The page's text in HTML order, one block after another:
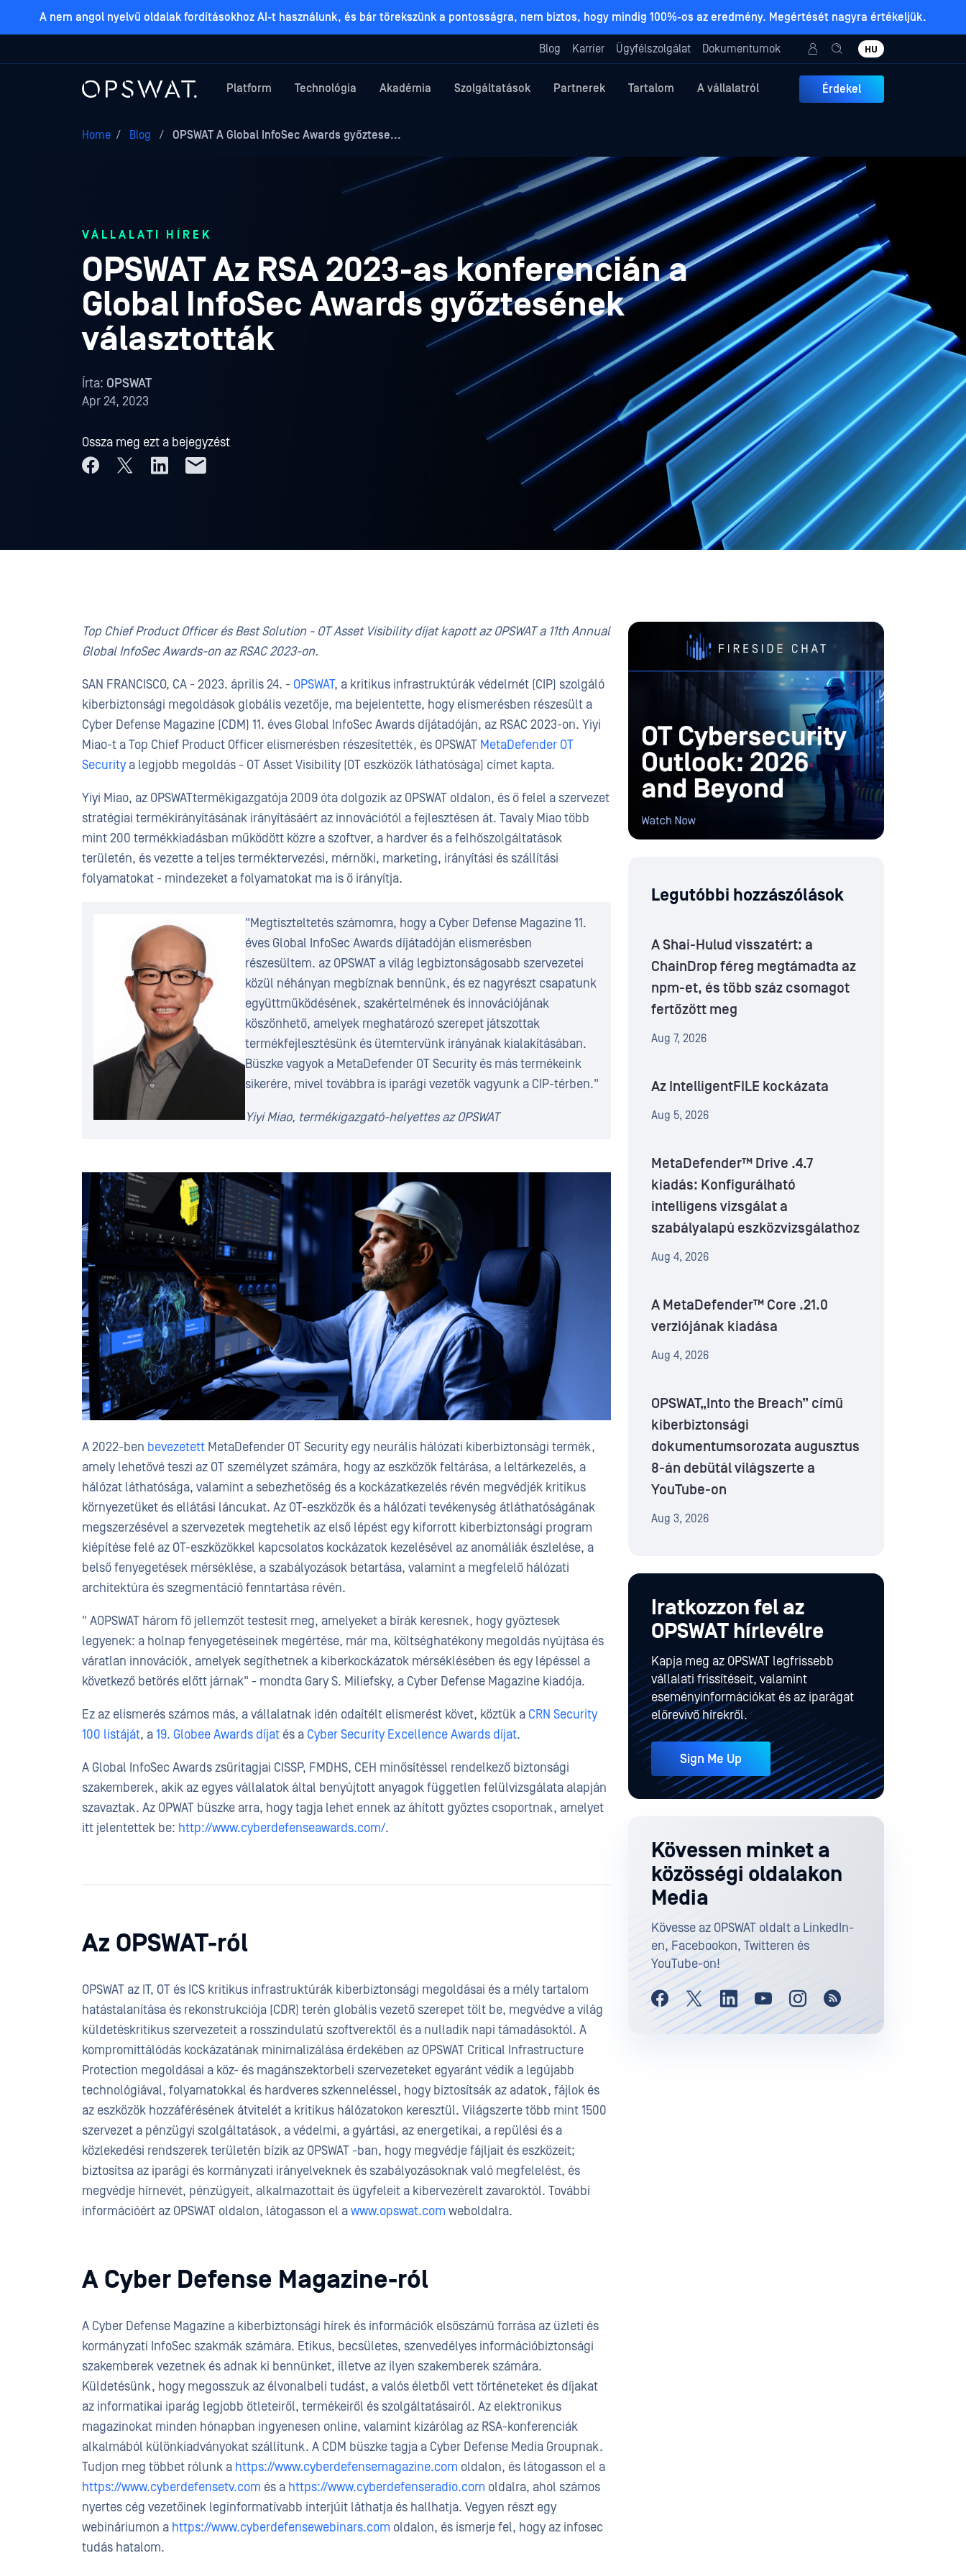
A nem angol nyelvű oldalak fordításokhoz AI-t használunk, és bár törekszünk a pontosságra, nem biztos, hogy mindig 100%-os az eredmény. Megértését nagyra értékeljük.
Blog Karrier Ügyfélszolgálat Dokumentumok HU
Platform Technológia Akadémia Szolgáltatások Partnerek Tartalom A vállalatról Érdekel
Home / Blog / OPSWAT A Global InfoSec Awards győztese...
VÁLLALATI HÍREK
OPSWAT Az RSA 2023-as konferencián a
Global InfoSec Awards győztesének
választották
Írta: OPSWAT
Apr 24, 2023
Ossza meg ezt a bejegyzést
Top Chief Product Officer és Best Solution - OT Asset Visibility díjat kapott az OPSWAT a 11th Annual
Global InfoSec Awards-on az RSAC 2023-on.
SAN FRANCISCO, CA - 2023. április 24. - OPSWAT, a kritikus infrastruktúrák védelmét (CIP) szolgáló
kiberbiztonsági megoldások globális vezetője, ma bejelentette, hogy elismerésben részesült a
Cyber Defense Magazine (CDM) 11. éves Global InfoSec Awards díjátadóján, az RSAC 2023-on. Yiyi
Miao-t a Top Chief Product Officer elismerésben részesítették, és OPSWAT MetaDefender OT
Securitya legjobb megoldás - OT Asset Visibility (OT eszközök láthatósága) címet kapta.
Yiyi Miao, az OPSWATtermékigazgatója 2009 óta dolgozik az OPSWAT oldalon, és ő felel a szervezet
stratégiai termékirányításának irányításáért az innovációtól a fejlesztésen át. Tavaly Miao több
mint 200 termékkiadásban működött közre a szoftver, a hardver és a felhőszolgáltatások
területén, és vezette a teljes terméktervezési, mérnöki, marketing, irányítási és szállítási
folyamatokat - mindezeket a folyamatokat ma is ő irányítja.
"Megtiszteltetés számomra, hogy a Cyber Defense Magazine 11.
éves Global InfoSec Awards díjátadóján elismerésben
részesültem. az OPSWAT a világ legbiztonságosabb szervezetei
közül néhányan megbíznak bennünk, és ez nagyrészt csapatunk
együttműködésének, szakértelmének és innovációjának
köszönhető, amelyek meghatározó szerepet játszottak
termékfejlesztésünk és ütemtervünk irányának kialakításában.
Büszke vagyok a MetaDefender OT Security és más termékeink
sikerére, mivel továbbra is iparági vezetők vagyunk a CIP-térben."
Yiyi Miao, termékigazgató-helyettes az OPSWAT
A 2022-ben bevezetett MetaDefender OT Security egy neurális hálózati kiberbiztonsági termék,
amely lehetővé teszi az OT személyzet számára, hogy az eszközök feltárása, a leltárkezelés, a
hálózat láthatósága, valamint a sebezhetőség és a kockázatkezelés révén megvédjék kritikus
környezetüket és ellátási láncukat. Az OT-eszközök és a hálózati tevékenység átláthatóságának
megszerzésével a szervezetek megtehetik az első lépést egy kiforrott kiberbiztonsági program
kiépítése felé az OT-eszközökkel kapcsolatos kockázatok kezelésével az anomáliák észlelése, a
belső fenyegetések mérséklése, a szabályozások betartása, valamint a megfelelő hálózati
architektúra és szegmentáció fenntartása révén.
" AOPSWAT három fő jellemzőt testesít meg, amelyeket a bírák keresnek, hogy győztesek
legyenek: a holnap fenyegetéseinek megértése, már ma, költséghatékony megoldás nyújtása és
váratlan innovációk, amelyek segíthetnek a kiberkockázatok mérséklésében és egy lépéssel a
következő betörés előtt járnak" - mondta Gary S. Miliefsky, a Cyber Defense Magazine kiadója.
Ez az elismerés számos más, a vállalatnak idén odaítélt elismerést követ, köztük a CRN Security
100 listáját, a19. Globee Awards díjat és a Cyber Security Excellence Awards díjat.
A Global InfoSec Awards zsűritagjai CISSP, FMDHS, CEH minősítéssel rendelkező biztonsági
szakemberek, akik az egyes vállalatok által benyújtott anyagok független felülvizsgálata alapján
szavaztak. Az OPWAT büszke arra, hogy tagja lehet ennek az áhított győztes csoportnak, amelyet
itt jelentettek be: http://www.cyberdefenseawards.com/.
Az OPSWAT-ról
OPSWAT az IT, OT és ICS kritikus infrastruktúrák kiberbiztonsági megoldásai és a mély tartalom
hatástalanítása és rekonstrukciója (CDR) terén globális vezető szerepet tölt be, megvédve a világ
küldetéskritikus szervezeteit a rosszindulatú szoftverektől és a nulladik napi támadásoktól. A
kompromittálódás kockázatának minimalizálása érdekében az OPSWAT Critical Infrastructure
Protection megoldásai a köz- és magánszektorbeli szervezeteket egyaránt védik a legújabb
technológiával, folyamatokkal és hardveres szkenneléssel, hogy biztosítsák az adatok, fájlok és
az eszközök hozzáférésének átvitelét a kritikus hálózatokon keresztül. Világszerte több mint 1500
szervezet a pénzügyi szolgáltatások, a védelmi, a gyártási, az energetikai, a repülési és a
közlekedési rendszerek területén bízik az OPSWAT -ban, hogy megvédje fájljait és eszközeit;
biztosítsa az iparági és kormányzati irányelveknek és szabályozásoknak való megfelelést, és
megvédje hírnevét, pénzügyeit, alkalmazottait és ügyfeleit a kibervezérelt zavaroktól. További
információért az OPSWAT oldalon, látogasson el awww.opswat.com weboldalra.
A Cyber Defense Magazine-ról
A Cyber Defense Magazine a kiberbiztonsági hírek és információk elsőszámú forrása az üzleti és
kormányzati InfoSec szakmák számára. Etikus, becsületes, szenvedélyes információbiztonsági
szakemberek vezetnek és adnak ki bennünket, illetve az ilyen szakemberek számára.
Küldetésünk, hogy megosszuk az élvonalbeli tudást, a valós életből vett történeteket és díjakat
az informatikai iparág legjobb ötleteiről, termékeiről és szolgáltatásairól. Az elektronikus
magazinokat minden hónapban ingyenesen online, valamint kizárólag az RSA-konferenciák
alkalmából különkiadványokat szállítunk. A CDM büszke tagja a Cyber Defense Media Groupnak.
Tudjon meg többet rólunk a https://www.cyberdefensemagazine.com oldalon, és látogasson el a
https://www.cyberdefensetv.com és a https://www.cyberdefenseradio.com oldalra, ahol számos
nyertes cég vezetőinek leginformatívabb interjúit láthatja és hallhatja. Vegyen részt egy
webináriumon a https://www.cyberdefensewebinars.com oldalon, és ismerje fel, hogy az infosec
tudás hatalom.
Legutóbbi hozzászólások
A Shai-Hulud visszatért: a
ChainDrop féreg megtámadta az
npm-et, és több száz csomagot
fertőzött meg
Aug 7, 2026
Az IntelligentFILE kockázata
Aug 5, 2026
MetaDefender™ Drive .4.7
kiadás: Konfigurálható
intelligens vizsgálat a
szabályalapú eszközvizsgálathoz
Aug 4, 2026
A MetaDefender™ Core .21.0
verziójának kiadása
Aug 4, 2026
OPSWAT„Into the Breach” című
kiberbiztonsági
dokumentumsorozata augusztus
8-án debütál világszerte a
YouTube-on
Aug 3, 2026
Iratkozzon fel az
OPSWAT hírlevélre
Kapja meg az OPSWAT legfrissebb
vállalati frissítéseit, valamint
eseményinformációkat és az iparágat
előrevivő hírekről.
Sign Me Up
Kövessen minket a
közösségi oldalakon
Media
Kövesse az OPSWAT oldalt a LinkedIn-
en, Facebookon, Twitteren és
YouTube-on!